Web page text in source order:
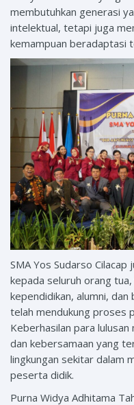
membutuhkan generasi
intelektual, tetapi juga
kemampuan beradaptasi
SMA Yos Sudarso
kepada seluruh orang
kependidikan, alumni,
telah mendukung proses
Keberhasilan para
dan kebersamaan yang
lingkungan sekitar dalam
peserta didik.
Purna Widya Adhitama